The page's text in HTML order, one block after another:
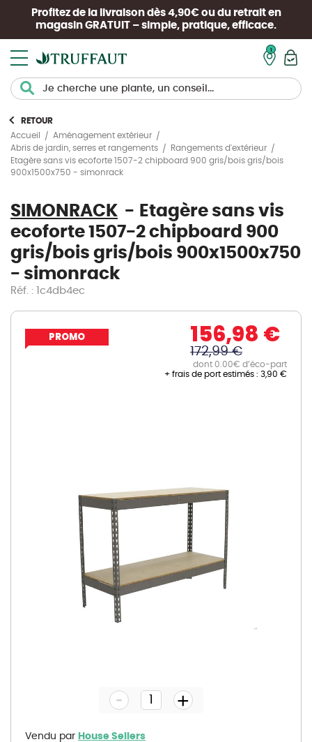
Profitez de la livraison dès 4,90€ ou du retrait en
magasin GRATUIT – simple, pratique, efficace.
RETOUR
Accueil
Aménagement extérieur
Abris de jardin, serres et rangements
Rangements d'extérieur
Etagère sans vis ecoforte 1507-2 chipboard 900 gris/bois gris/bois
900x1500x750 - simonrack
SIMONRACK
Etagère sans vis
ecoforte 1507-2 chipboard 900
gris/bois gris/bois 900x1500x750
- simonrack
Réf. : 1c4db4ec
PROMO 156,98 €
172,99 €
dont 0.00€ d’éco-part
+ frais de port estimés : 3,90 €
gallery
Vendu par House Sellers
- +